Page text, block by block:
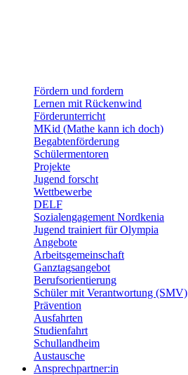
Fördern und fordern
Lernen mit Rückenwind
Förderunterricht
MKid (Mathe kann ich doch)
Begabtenförderung
Schülermentoren
Projekte
Jugend forscht
Wettbewerbe
DELF
Sozialengagement Nordkenia
Jugend trainiert für Olympia
Angebote
Arbeitsgemeinschaft
Ganztagsangebot
Berufsorientierung
Schüler mit Verantwortung (SMV)
Prävention
Ausfahrten
Studienfahrt
Schullandheim
Austausche
Ansprechpartner:in